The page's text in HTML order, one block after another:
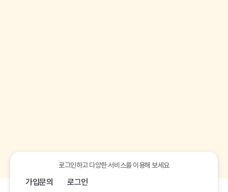
로그인하고 다양한 서비스를 이용해 보세요
가입문의 로그인